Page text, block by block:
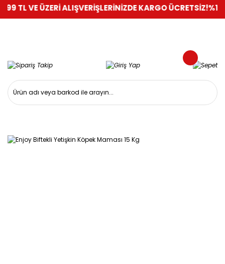
ÜZERİ ALIŞVERİŞLERİNİZDE KARGO ÜCRETSİZ!%100